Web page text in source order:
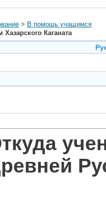
> В помощь учащимся
Хазарского Каганата